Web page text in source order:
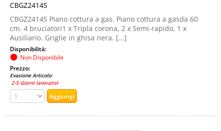
CBGZ2414S
CBGZ2414S Piano cottura a gas. Piano cottura a gasda 60
cm. 4 bruciatori1 x Tripla corona, 2 x Semi-rapido, 1 x
Ausiliario. Griglie in ghisa nera. [...]
Disponibilità:
Non Disponibile
Prezzo:
Evasione Articolo:
2-5 Giorni lavorativi